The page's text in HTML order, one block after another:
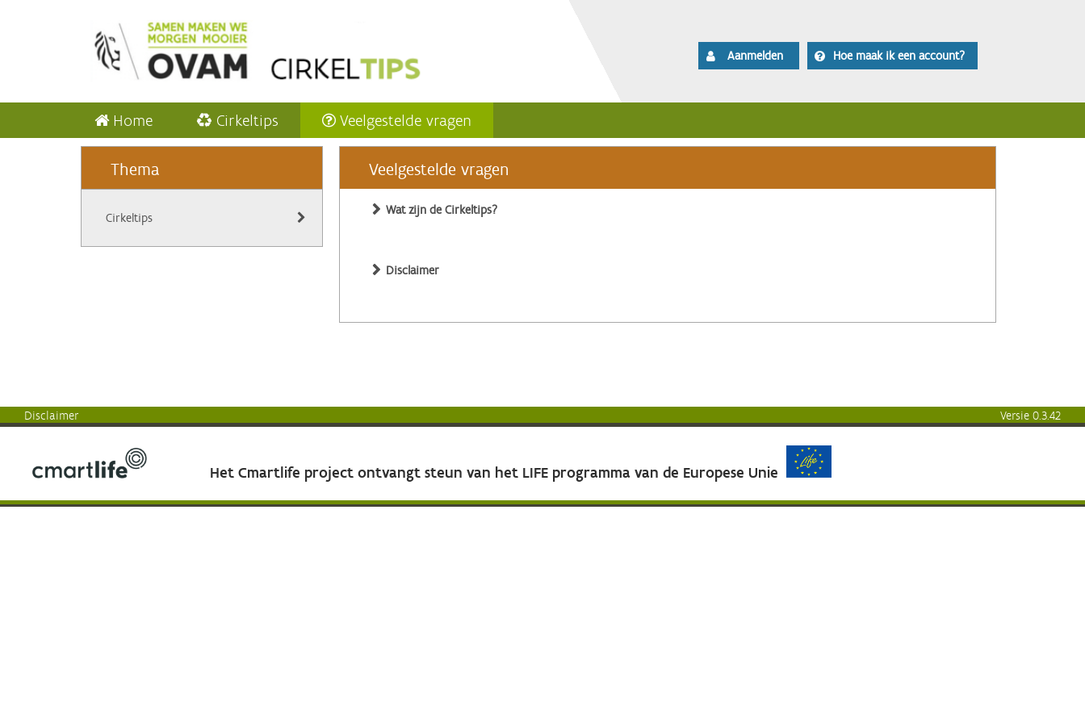
Aanmelden Hoe maak ik een account?
Home Cirkeltips Veelgestelde vragen
Thema
Cirkeltips
Veelgestelde vragen
Wat zijn de Cirkeltips?
Disclaimer
Disclaimer Versie 0.3.42
Het Cmartlife project ontvangt steun van het LIFE programma van de Europese Unie